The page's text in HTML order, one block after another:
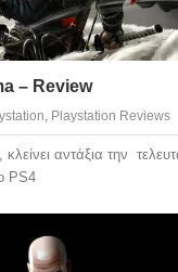
– Review
, Playstation Reviews
αντάξια την
PS4